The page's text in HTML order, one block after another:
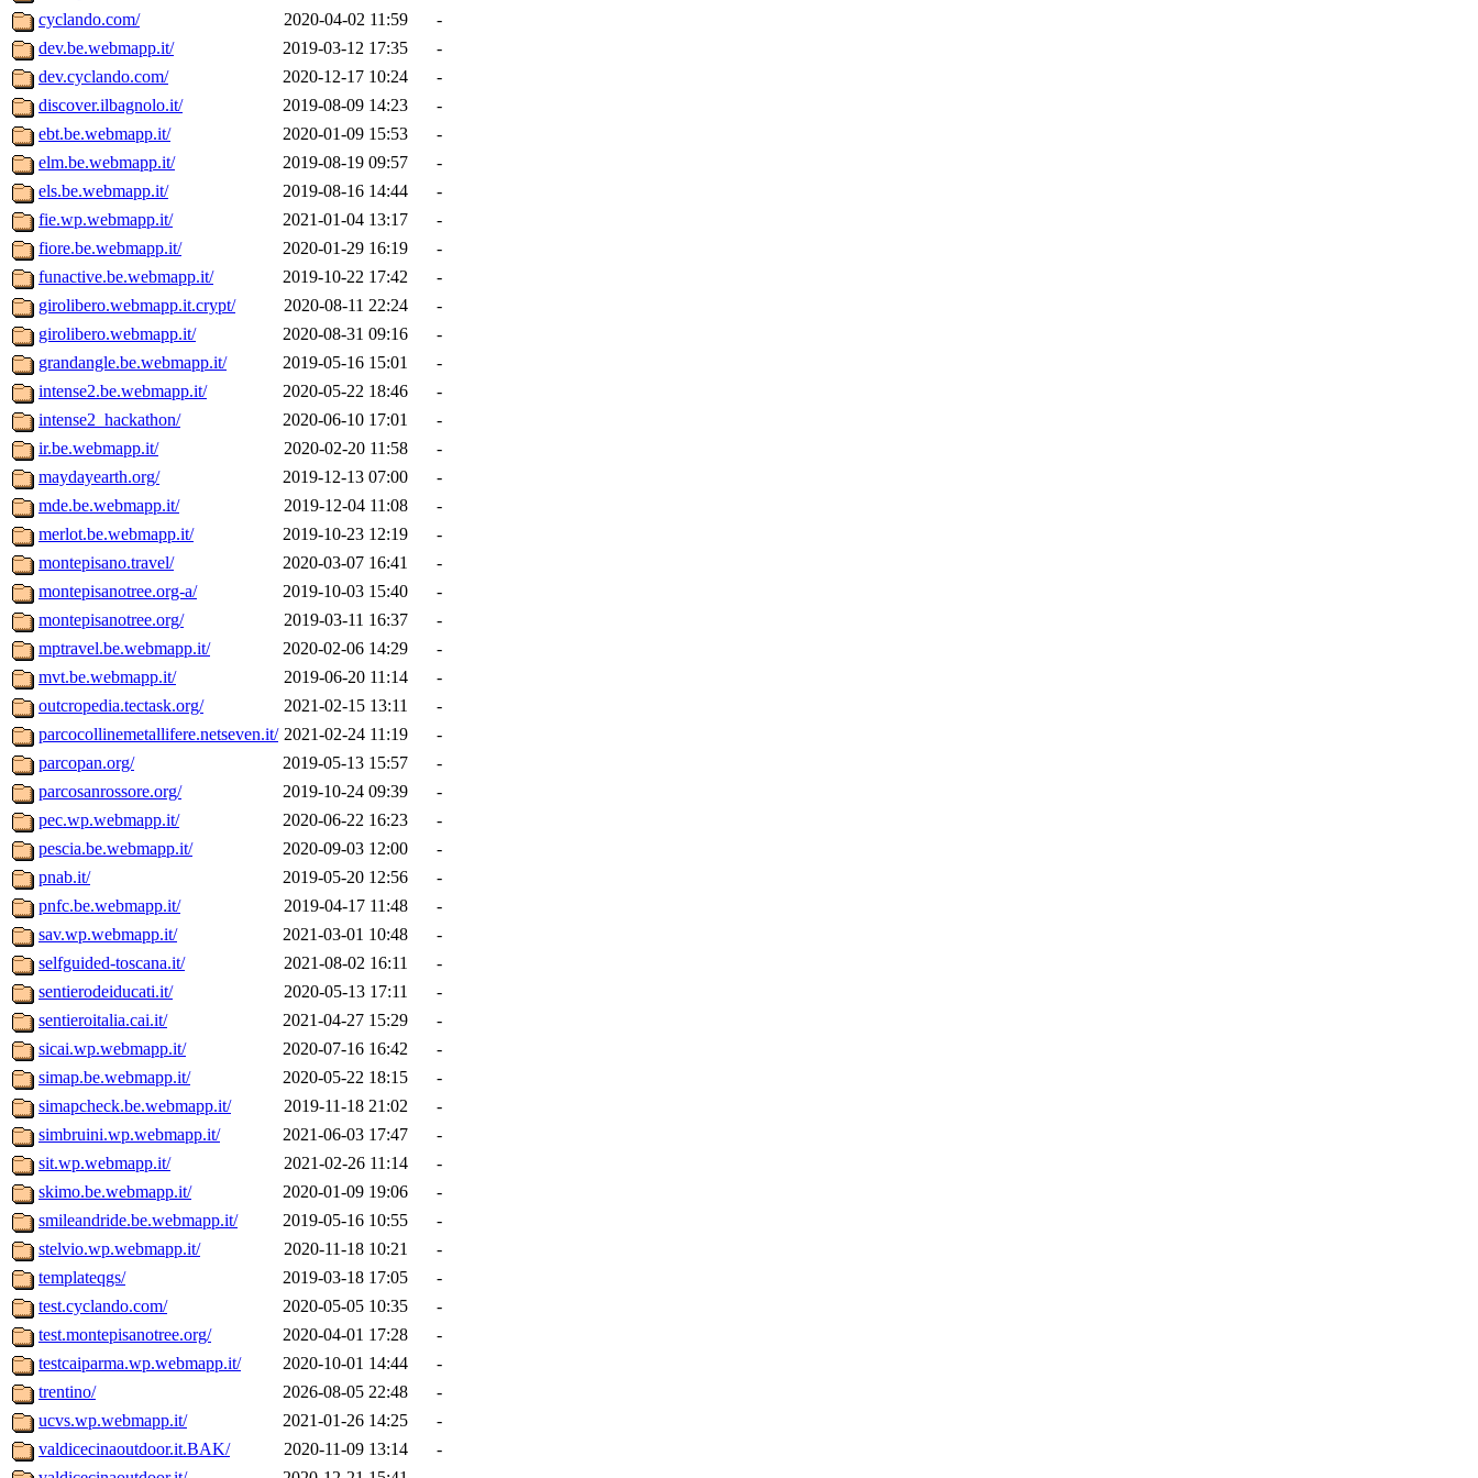
cyclando.com/
2020-04-02 11:59
-
dev.be.webmapp.it/
2019-03-12 17:35
-
dev.cyclando.com/
2020-12-17 10:24
-
discover.ilbagnolo.it/
2019-08-09 14:23
-
ebt.be.webmapp.it/
2020-01-09 15:53
-
elm.be.webmapp.it/
2019-08-19 09:57
-
els.be.webmapp.it/
2019-08-16 14:44
-
fie.wp.webmapp.it/
2021-01-04 13:17
-
fiore.be.webmapp.it/
2020-01-29 16:19
-
funactive.be.webmapp.it/
2019-10-22 17:42
-
girolibero.webmapp.it.crypt/
2020-08-11 22:24
-
girolibero.webmapp.it/
2020-08-31 09:16
-
grandangle.be.webmapp.it/
2019-05-16 15:01
-
intense2.be.webmapp.it/
2020-05-22 18:46
-
intense2_hackathon/
2020-06-10 17:01
-
ir.be.webmapp.it/
2020-02-20 11:58
-
maydayearth.org/
2019-12-13 07:00
-
mde.be.webmapp.it/
2019-12-04 11:08
-
merlot.be.webmapp.it/
2019-10-23 12:19
-
montepisano.travel/
2020-03-07 16:41
-
montepisanotree.org-a/
2019-10-03 15:40
-
montepisanotree.org/
2019-03-11 16:37
-
mptravel.be.webmapp.it/
2020-02-06 14:29
-
mvt.be.webmapp.it/
2019-06-20 11:14
-
outcropedia.tectask.org/
2021-02-15 13:11
-
parcocollinemetallifere.netseven.it/ 2021-02-24 11:19
-
parcopan.org/
2019-05-13 15:57
-
parcosanrossore.org/
2019-10-24 09:39
-
pec.wp.webmapp.it/
2020-06-22 16:23
-
pescia.be.webmapp.it/
2020-09-03 12:00
-
pnab.it/
2019-05-20 12:56
-
pnfc.be.webmapp.it/
2019-04-17 11:48
-
sav.wp.webmapp.it/
2021-03-01 10:48
-
selfguided-toscana.it/
2021-08-02 16:11
-
sentierodeiducati.it/
2020-05-13 17:11
-
sentieroitalia.cai.it/
2021-04-27 15:29
-
sicai.wp.webmapp.it/
2020-07-16 16:42
-
simap.be.webmapp.it/
2020-05-22 18:15
-
simapcheck.be.webmapp.it/
2019-11-18 21:02
-
simbruini.wp.webmapp.it/
2021-06-03 17:47
-
sit.wp.webmapp.it/
2021-02-26 11:14
-
skimo.be.webmapp.it/
2020-01-09 19:06
-
smileandride.be.webmapp.it/
2019-05-16 10:55
-
stelvio.wp.webmapp.it/
2020-11-18 10:21
-
templateqgs/
2019-03-18 17:05
-
test.cyclando.com/
2020-05-05 10:35
-
test.montepisanotree.org/
2020-04-01 17:28
-
testcaiparma.wp.webmapp.it/
2020-10-01 14:44
-
trentino/
2026-08-05 22:48
-
ucvs.wp.webmapp.it/
2021-01-26 14:25
-
valdicecinaoutdoor.it.BAK/
2020-11-09 13:14
-